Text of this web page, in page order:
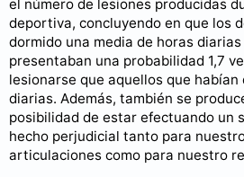
el número de lesiones producidas
deportiva, concluyendo en que los
dormido una media de horas
presentaban una probabilidad 1,7
lesionarse que aquellos que
diarias. Además, también se
posibilidad de estar efectuando un
hecho perjudicial tanto para
articulaciones como para nuestro